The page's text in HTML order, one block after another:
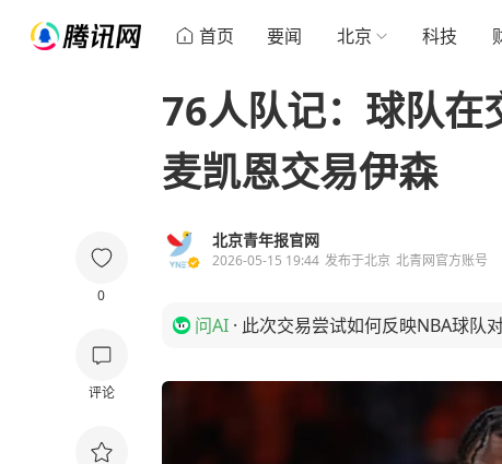
首页 要闻 北京 科技
0
评论
76人队记：球队在
麦凯恩交易伊森
北京青年报官网
2026-05-15 19:44 发布于北京 北青网官方账号
问AI · 此次交易尝试如何反映NBA球队